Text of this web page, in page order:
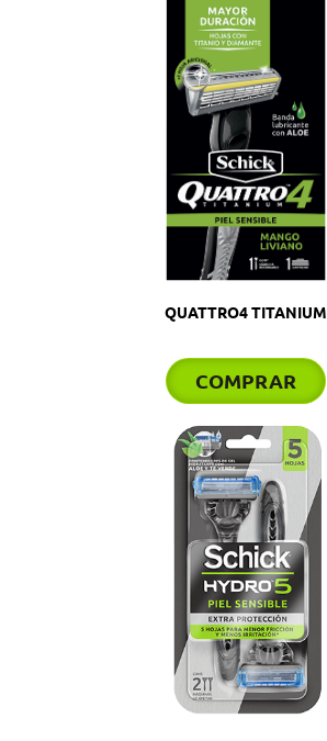
QUATTRO4 TITANIUM
COMPRAR